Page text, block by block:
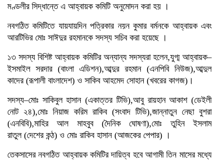
মণ্ডলীর সিদ্ধান্তে এ আহ্বায়ক কমিটি অনুমোদন করা হয় ।
নবগঠিত কমিটিতে যায়যায়দিন পত্রিকার নয়ন কুমার বর্মনকে আহ্বায়ক এবং
আরটিভির মোঃ সাঈদুর রহমানকে সদস্য সচিব করা হয়েছে ।
১৩ সদস্য বিশিষ্ট আহ্বায়ক কমিটির অন্যান্য সদস্যরা হলেন,যুগ্ম আহ্বায়ক–
ইসমাইল সরদার (বাংলা এডিশন),আব্দুর রহমান (এনপিবি নিউজ),আব্দুল
কাদের (রূপালী বাংলাদেশ) ও সাকিব আহমেদ সোহান (খবরের কাগজ)।
সদস্য–মোঃ সাকিবুল হাসান (একাত্তর টিভি),আবু রায়হান আকাশ (ডেইলী
নোট ২৪),মোঃ নিয়াজ করিম রাকিব (সংবাদ টিভি),জান্নাতুন নেছা বুশরা
(এনবিবি),মাহির আল মাহবুব (দৈনিক ঘোষণা),মোঃ তুহিন ইসলাম
রাতুল (দেশের কন্ঠ) ও মোঃ রাকিব হাসান (আজকের পেপার) ।
তেকসাসের নবগঠিত আহ্বায়ক কমিটির দায়িত্ব হবে আগামী তিন মাসের মধ্যে